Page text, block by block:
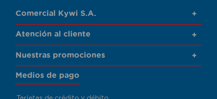
Comercial Kywi S.A. +
Atención al cliente +
Nuestras promociones +
Medios de pago